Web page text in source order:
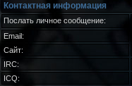
Контактная информация
Послать личное сообщение:
Email:
Сайт:
IRC:
ICQ: